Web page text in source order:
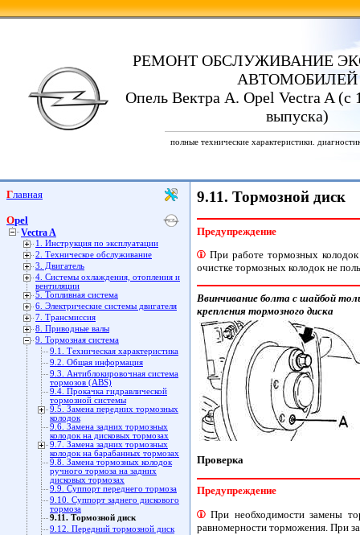
РЕМОНТ ОБСЛУЖИВАНИЕ
АВТОМОБИЛЕЙ
Опель Вектра А. Opel Vectra A (с
выпуска)
полные технические характеристики.
Главная
Opel
Vectra A
1. Инструкция по эксплуатации
2. Техническое обслуживание
3. Двигатель
4. Системы охлаждения, отопления и
вентиляции
5. Топливная система
6. Электрические системы двигателя
7. Трансмиссия
8. Приводные валы
9. Тормозная система
9.1. Техническая характеристика
9.2. Общая информация
9.3. Антиблокировочная система
тормозов (ABS)
9.4. Прокачка гидравлической
тормозной системы
9.5. Замена передних тормозных
колодок
9.6. Замена задних тормозных
колодок на дисковых тормозах
9.7. Замена задних тормозных
колодок на барабанных тормозах
9.8. Замена тормозных колодок
ручного тормоза на задних
дисковых тормозах
9.9. Суппорт переднего тормоза
9.10. Суппорт заднего дискового
тормоза
9.11. Тормозной диск
9.12. Передний тормозной диск
9.11. Тормозной диск
Предупреждение
При работе тормозных
очистке тормозных колодок не
Ввинчивание болта с шайбой
крепления тормозного диска
Проверка
Предупреждение
При необходимости замены
равномерности торможения. При